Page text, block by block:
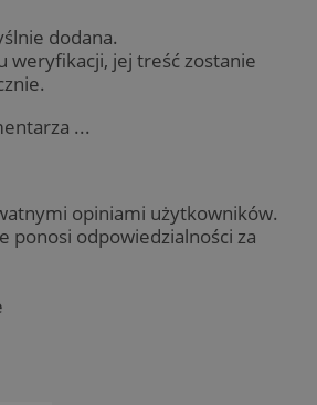
dodana.
weryfikacji, jej treść zostanie
...
opiniami użytkowników.
ponosi odpowiedzialności za